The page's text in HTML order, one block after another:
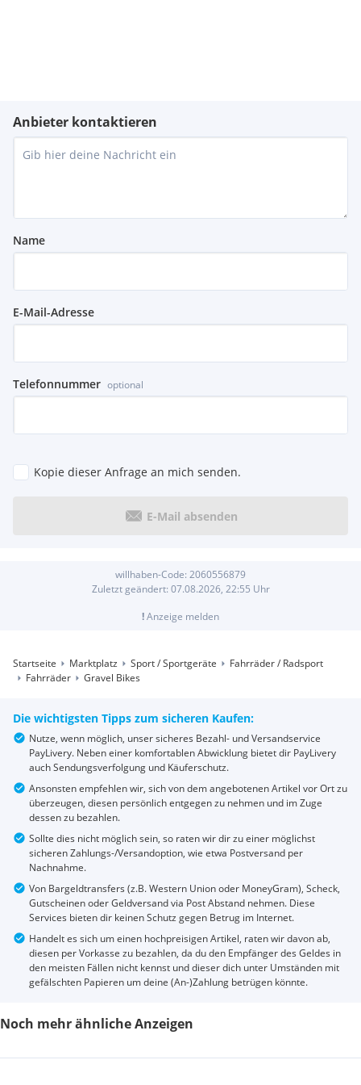
Anbieter kontaktieren
Name
E-Mail-Adresse
Telefonnummer optional
Kopie dieser Anfrage an mich senden.
E-Mail absenden
willhaben-Code: 2060556879
Zuletzt geändert: 07.08.2026, 22:55 Uhr
!Anzeige melden
Startseite Marktplatz Sport / Sportgeräte
Fahrräder / Radsport
Fahrräder
Gravel Bikes
Die wichtigsten Tipps zum sicheren Kaufen:
Nutze, wenn möglich, unser sicheres Bezahl- und Versandservice
PayLivery. Neben einer komfortablen Abwicklung bietet dir PayLivery
auch Sendungsverfolgung und Käuferschutz.
Ansonsten empfehlen wir, sich von dem angebotenen Artikel vor Ort zu
überzeugen, diesen persönlich entgegen zu nehmen und im Zuge
dessen zu bezahlen.
Sollte dies nicht möglich sein, so raten wir dir zu einer möglichst
sicheren Zahlungs-/Versandoption, wie etwa Postversand per
Nachnahme.
Von Bargeldtransfers (z.B. Western Union oder MoneyGram), Scheck,
Gutscheinen oder Geldversand via Post Abstand nehmen. Diese
Services bieten dir keinen Schutz gegen Betrug im Internet.
Handelt es sich um einen hochpreisigen Artikel, raten wir davon ab,
diesen per Vorkasse zu bezahlen, da du den Empfänger des Geldes in
den meisten Fällen nicht kennst und dieser dich unter Umständen mit
gefälschten Papieren um deine (An-)Zahlung betrügen könnte.
Noch mehr ähnliche Anzeigen